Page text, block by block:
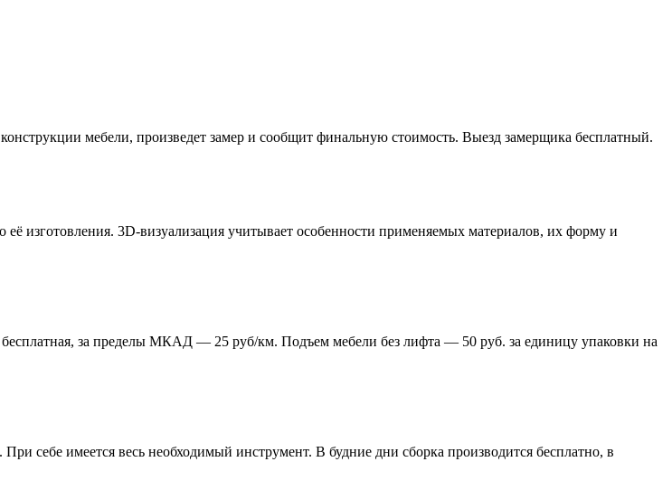
мебели, произведет замер и сообщит финальную стоимость. Выезд замерщика бесплатный.
её изготовления. 3D-визуализация учитывает особенности применяемых материалов, их форму и
бесплатная, за пределы МКАД — 25 руб/км. Подъем мебели без лифта — 50 руб. за единицу упаковки на
себе имеется весь необходимый инструмент. В будние дни сборка производится бесплатно, в